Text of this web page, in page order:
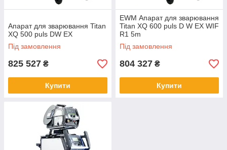
Апарат для зварювання Titan
XQ 500 puls DW EX
Під замовлення
825 527 ₴
Купити
EWM Апарат для зварювання
Titan XQ 600 puls D W EX WIF
R1 5m
Під замовлення
804 327 ₴
Купити